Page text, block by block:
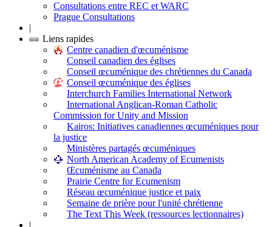
Consultations entre REC et WARC
Prague Consultations
|
Liens rapides
Centre canadien d'œcuménisme
Conseil canadien des églises
Conseil œcuménique des chrétiennes du Canada
Conseil œcuménique des églises
Interchurch Families International Network
International Anglican-Roman Catholic
Commission for Unity and Mission
Kairos: Initiatives canadiennes œcuméniques pour
la justice
Ministères partagés œcuméniques
North American Academy of Ecumenists
Œcuménisme au Canada
Prairie Centre for Ecumenism
Réseau œcuménique justice et paix
Semaine de prière pour l'unité chrétienne
The Text This Week (ressources lectionnaires)
|